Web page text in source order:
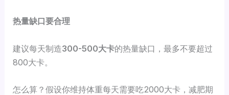
热量缺口要合理
建议每天制造300-500大卡的热量缺口，最多不要超过
800大卡。
怎么算？假设你维持体重每天需要吃2000大卡，减肥期